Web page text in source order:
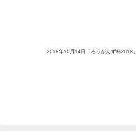
2018年10月14日「ろうがんず杯2018」